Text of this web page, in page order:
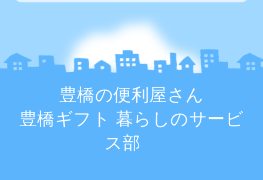
豊橋の便利屋さん
豊橋ギフト 暮らしのサービ
ス部